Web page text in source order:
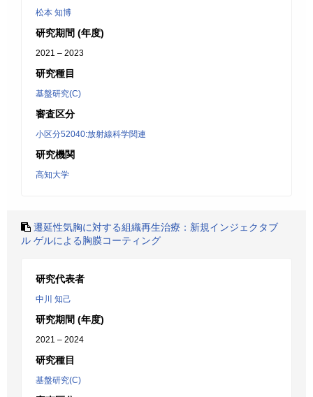
松本 知博
研究期間 (年度)
2021 – 2023
研究種目
基盤研究(C)
審査区分
小区分52040:放射線科学関連
研究機関
高知大学
遷延性気胸に対する組織再生治療：新規インジェクタブ
ル ゲルによる胸膜コーティング
研究代表者
中川 知己
研究期間 (年度)
2021 – 2024
研究種目
基盤研究(C)